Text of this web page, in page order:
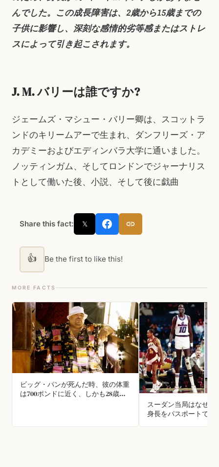
んでした。この成長障害は、2歳から15歳までの
子供に影響し、深刻な感情的劣等感またはストレ
スによって引き起こされます。
J. M. バリーは誰ですか?
ジェームズ・マシュー・バリー卿は、スコットラ
ンドのキリームアーで生まれ、ダンフリーズ・ア
カデミーおよびエディンバラ大学に通いました。
ノッティンガム、そしてロンドンでジャーナリス
トとして働いた後、小説、そして後に戯曲
Share this fact: 𝕏
👍 Be the first to like this!
MORE FACTS
ビッグ・パンが死んだ時、彼の体重
は700ポンドに近く、しかも28歳だ
スーダン当局はなぜマ
身長をパスポートで間